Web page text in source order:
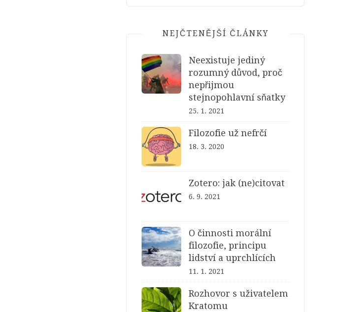
NEJČTENĚJŠÍ ČLÁNKY
Neexistuje jediný
rozumný důvod, proč
nepřijmou
stejnopohlavní sňatky
25. 1. 2021
Filozofie už nefrčí
18. 3. 2020
Zotero: jak (ne)citovat
6. 9. 2021
O činnosti morální
filozofie, principu
lidství a uprchlících
11. 1. 2021
Rozhovor s uživatelem
Kratomu